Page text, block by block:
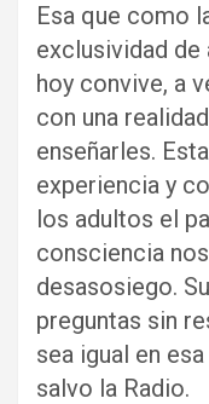
Esa que como
exclusividad de
hoy convive, a
con una
enseñarles.
experiencia y
los adultos el
consciencia
desasosiego.
preguntas sin
sea igual en
salvo la Radio.